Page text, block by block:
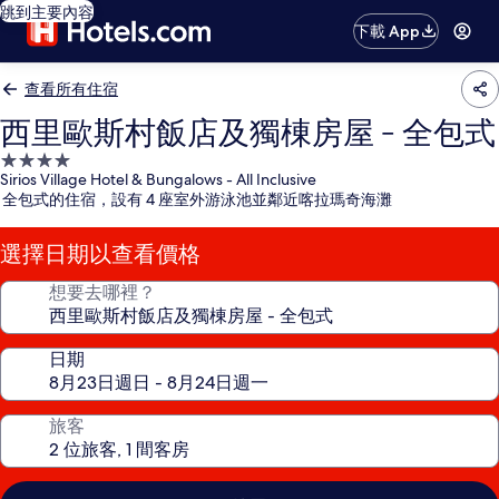
跳到主要內容
下載 App
查看所有住宿
西里歐斯村飯店及獨棟房屋 - 全包式
4.0
星
級
住
宿
Sirios Village Hotel & Bungalows - All Inclusive
全包式的住宿，設有 4 座室外游泳池並鄰近喀拉瑪奇海灘
選擇日期以查看價格
想要去哪裡？
日期
旅客